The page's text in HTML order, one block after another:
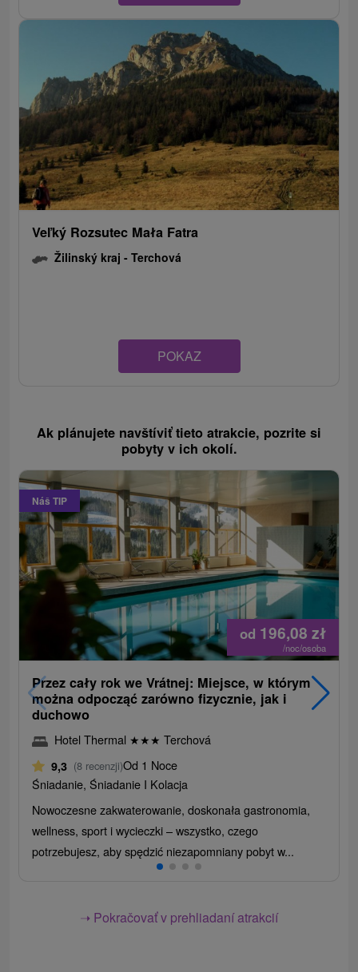
Veľký Rozsutec Mała Fatra
Žilinský kraj -Terchová
POKAZ
Ak plánujete navštíviť tieto atrakcie, pozrite si
pobyty v ich okolí.
Náš TIP
od 196,08zł
/noc/osoba
Przez cały rok we Vrátnej: Miejsce, w którym
można odpocząć zarówno fizycznie, jak i
duchowo
Hotel Thermal ★★★ Terchová
9,3 (8 recenzji)Od 1 Noce
Śniadanie, Śniadanie I Kolacja
Nowoczesne zakwaterowanie, doskonała gastronomia,
wellness, sport i wycieczki – wszystko, czego
potrzebujesz, aby spędzić niezapomniany pobyt w...
➝ Pokračovať v prehliadaní atrakcií